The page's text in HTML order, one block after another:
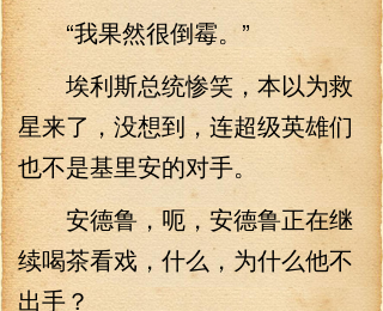
“我果然很倒霉。”
埃利斯总统惨笑，本以为救
星来了，没想到，连超级英雄们
也不是基里安的对手。
安德鲁，呃，安德鲁正在继
续喝茶看戏，什么，为什么他不
出手？